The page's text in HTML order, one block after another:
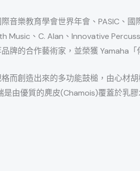
音樂教育學會世界年會、PASIC、
Music、C. Alan、Innovative
牌的合作藝術家，並榮獲 Yamaha
而創造出來的多功能鼓槌，由心材
由優質的麂皮(Chamois)覆蓋於乳